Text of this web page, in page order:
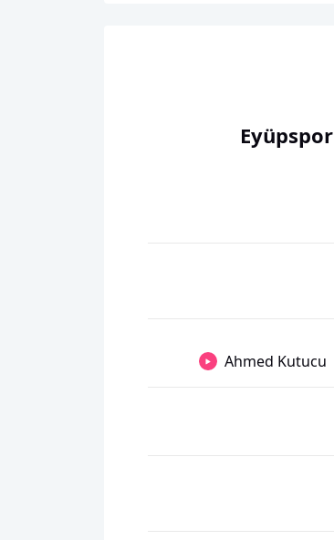
Eyüpspor
Ahmed Kutucu